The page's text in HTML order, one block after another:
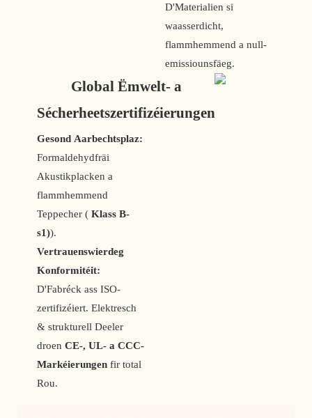
D'Materialien si
waasserdicht,
flammhemmend a null-
emissiounsfäeg.
Global Ëmwelt- a
Sécherheetszertifizéierungen
Gesond Aarbechtsplaz:
Formaldehydfräi
Akustikplacken a
flammhemmend
Teppecher (Klass B-
s1)).
Vertrauenswierdeg
Konformitéit:
D'Fabréck ass ISO-
zertifizéiert. Elektresch
& strukturell Deeler
droenCE-, UL- a CCC-
Markéierungen fir total
Rou.